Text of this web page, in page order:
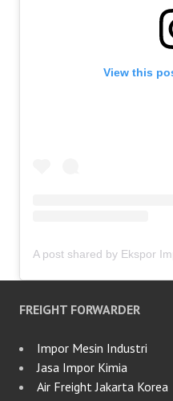
View this
FREIGHT FORWARDER
Impor Mesin Industri
Jasa Impor Kimia
Air Freight Jakarta Korea